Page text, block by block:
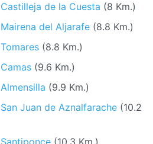
Reformas de Baños en Castilleja de la Cuesta (8 Km.)
Reformas de Baños en Mairena del Aljarafe (8.8 Km.)
Reformas de Baños en Tomares (8.8 Km.)
Reformas de Baños en Camas (9.6 Km.)
Reformas de Baños en Almensilla (9.9 Km.)
Reformas de Baños en San Juan de Aznalfarache (10.2
Reformas de Baños en Santiponce (10.3 Km.)